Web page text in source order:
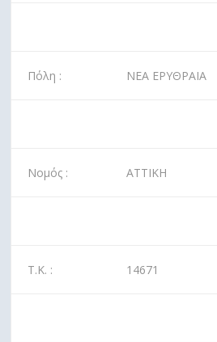
Πόλη : ΝΕΑ ΕΡΥΘΡΑΙΑ
Νομός : ΑΤΤΙΚΗ
Τ.Κ. : 14671